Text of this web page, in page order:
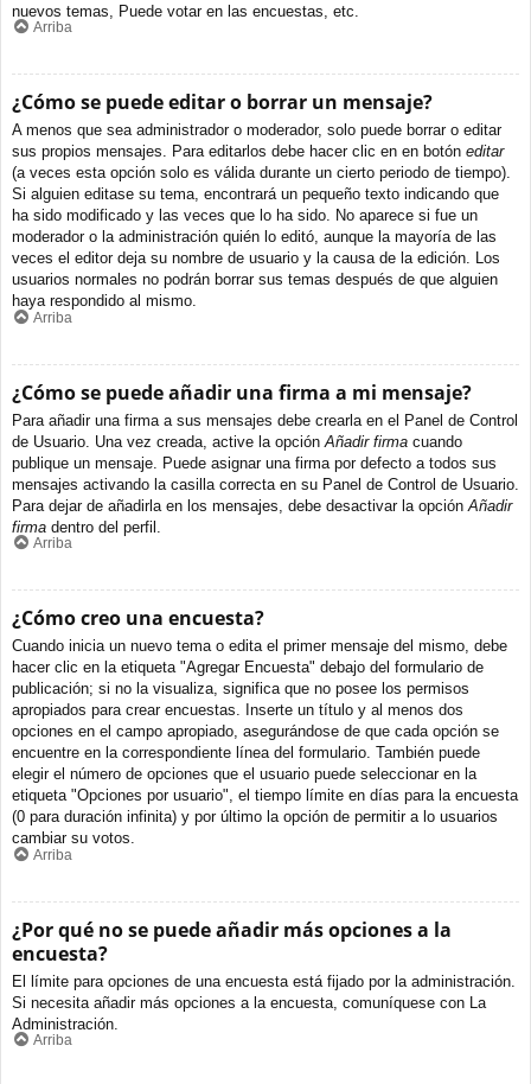
nuevos temas, Puede votar en las encuestas, etc.
Arriba
¿Cómo se puede editar o borrar un mensaje?
A menos que sea administrador o moderador, solo puede borrar o editar
sus propios mensajes. Para editarlos debe hacer clic en en botón editar
(a veces esta opción solo es válida durante un cierto periodo de tiempo).
Si alguien editase su tema, encontrará un pequeño texto indicando que
ha sido modificado y las veces que lo ha sido. No aparece si fue un
moderador o la administración quién lo editó, aunque la mayoría de las
veces el editor deja su nombre de usuario y la causa de la edición. Los
usuarios normales no podrán borrar sus temas después de que alguien
haya respondido al mismo.
Arriba
¿Cómo se puede añadir una firma a mi mensaje?
Para añadir una firma a sus mensajes debe crearla en el Panel de Control
de Usuario. Una vez creada, active la opción Añadir firma cuando
publique un mensaje. Puede asignar una firma por defecto a todos sus
mensajes activando la casilla correcta en su Panel de Control de Usuario.
Para dejar de añadirla en los mensajes, debe desactivar la opción Añadir
firma dentro del perfil.
Arriba
¿Cómo creo una encuesta?
Cuando inicia un nuevo tema o edita el primer mensaje del mismo, debe
hacer clic en la etiqueta "Agregar Encuesta" debajo del formulario de
publicación; si no la visualiza, significa que no posee los permisos
apropiados para crear encuestas. Inserte un título y al menos dos
opciones en el campo apropiado, asegurándose de que cada opción se
encuentre en la correspondiente línea del formulario. También puede
elegir el número de opciones que el usuario puede seleccionar en la
etiqueta "Opciones por usuario", el tiempo límite en días para la encuesta
(0 para duración infinita) y por último la opción de permitir a lo usuarios
cambiar su votos.
Arriba
¿Por qué no se puede añadir más opciones a la
encuesta?
El límite para opciones de una encuesta está fijado por la administración.
Si necesita añadir más opciones a la encuesta, comuníquese con La
Administración.
Arriba